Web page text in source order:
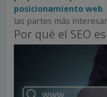
posicionamiento web.
las partes más
Por qué el SEO